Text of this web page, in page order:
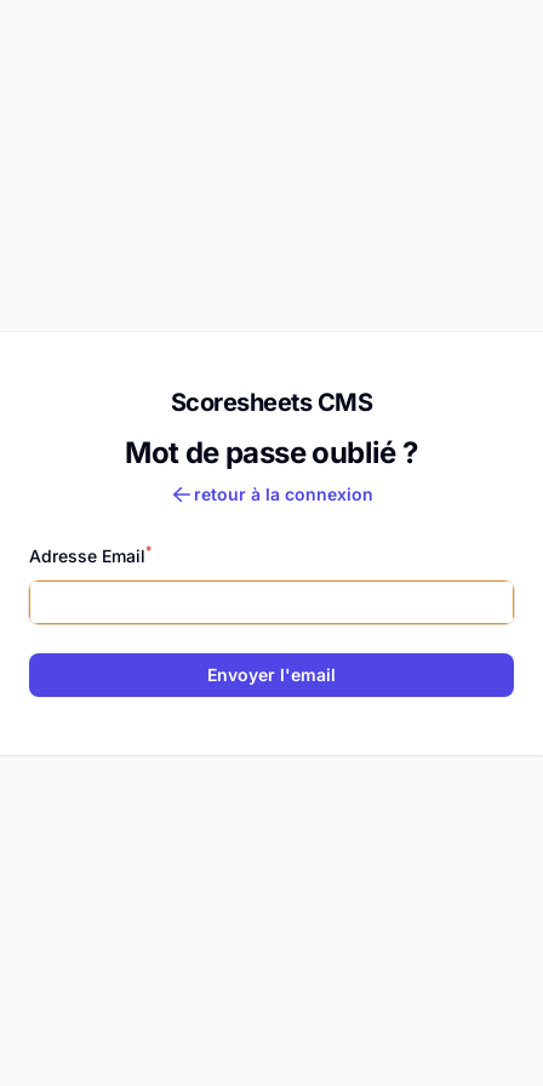
Scoresheets CMS
Mot de passe oublié ?
retour à la connexion
Adresse Email*
Envoyer l'email